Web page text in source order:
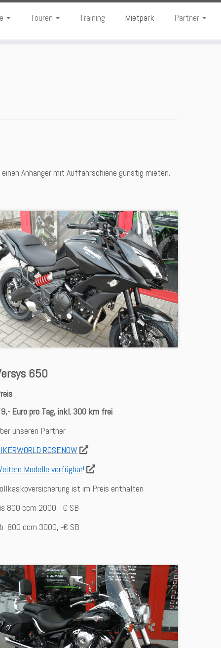
Touren Training Mietpark Partner
Anhänger mit Auffahrschiene günstig mieten.
650
Euro pro Tag, inkl. 300 km frei
unseren Partner
ROSENOW
Modelle verfügbar!
ist im Preis enthalten
800 ccm 2000,- € SB
800 ccm 3000, -€ SB